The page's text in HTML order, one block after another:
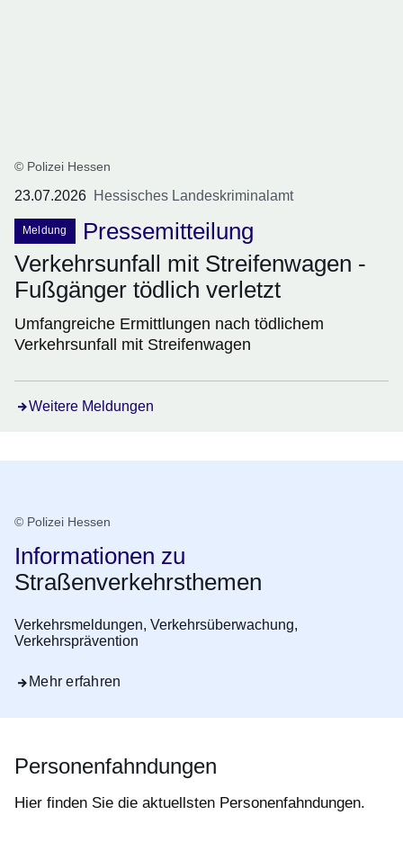
© Polizei Hessen
23.07.2026 Hessisches Landeskriminalamt
Meldung
Pressemitteilung
Verkehrsunfall mit Streifenwagen -
Fußgänger tödlich verletzt
Umfangreiche Ermittlungen nach tödlichem
Verkehrsunfall mit Streifenwagen
Weitere Meldungen
© Polizei Hessen
Informationen zu
Straßenverkehrsthemen
Verkehrsmeldungen, Verkehrsüberwachung,
Verkehrsprävention
Mehr erfahren
Personenfahndungen
Hier finden Sie die aktuellsten Personenfahndungen.